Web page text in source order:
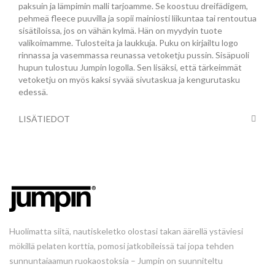
paksuin ja lämpimin malli tarjoamme. Se koostuu dreifädigem,
pehmeä fleece puuvilla ja sopii mainiosti liikuntaa tai rentoutua
sisätiloissa, jos on vähän kylmä. Hän on myydyin tuote
valikoimamme. Tulosteita ja laukkuja. Puku on kirjailtu logo
rinnassa ja vasemmassa reunassa vetoketju pussin. Sisäpuoli
hupun tulostuu Jumpin logolla. Sen lisäksi, että tärkeimmät
vetoketju on myös kaksi syvää sivutaskua ja kengurutasku
edessä.
LISÄTIEDOT
Huolimatta siitä, nautiskeletko olostasi takan äärellä ystäviesi
mökillä pelaten korttia, pomosi jatkobileissä tai jopa tehden
sunnuntaiaamun ruokaostoksia – Jumpin on suunniteltu